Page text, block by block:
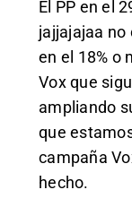
El PP en el
jajjajajaa no
en el 18% o
Vox que
ampliando
que
campaña
hecho.